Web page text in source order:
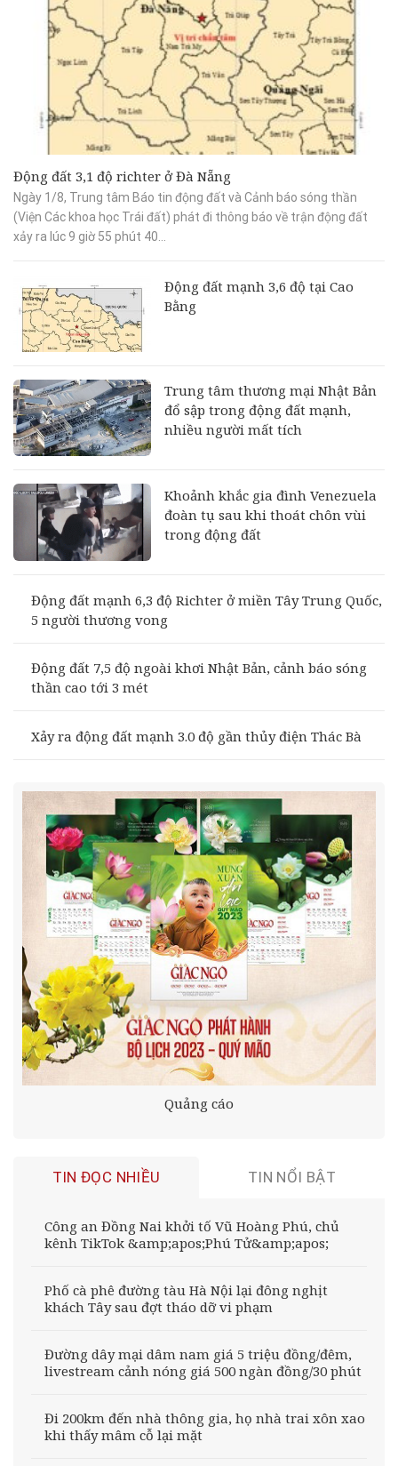
Động đất 3,1 độ richter ở Đà Nẵng
Ngày 1/8, Trung tâm Báo tin động đất và Cảnh báo sóng thần
(Viện Các khoa học Trái đất) phát đi thông báo về trận động đất
xảy ra lúc 9 giờ 55 phút 40...
Động đất mạnh 3,6 độ tại Cao
Bằng
Trung tâm thương mại Nhật Bản
đổ sập trong động đất mạnh,
nhiều người mất tích
Khoảnh khắc gia đình Venezuela
đoàn tụ sau khi thoát chôn vùi
trong động đất
Động đất mạnh 6,3 độ Richter ở miền Tây Trung Quốc,
5 người thương vong
Động đất 7,5 độ ngoài khơi Nhật Bản, cảnh báo sóng
thần cao tới 3 mét
Xảy ra động đất mạnh 3.0 độ gần thủy điện Thác Bà
Quảng cáo
TIN ĐỌC NHIỀU TIN NỔI BẬT
Công an Đồng Nai khởi tố Vũ Hoàng Phú, chủ
kênh TikTok &amp;apos;Phú Tử&amp;apos;
Phố cà phê đường tàu Hà Nội lại đông nghịt
khách Tây sau đợt tháo dỡ vi phạm
Đường dây mại dâm nam giá 5 triệu đồng/đêm,
livestream cảnh nóng giá 500 ngàn đồng/30 phút
Đi 200km đến nhà thông gia, họ nhà trai xôn xao
khi thấy mâm cỗ lại mặt